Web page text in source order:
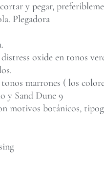
y pegar,
Plegadora
oxide en tonos
marrones ( los
y Sand Dune 9
motivos botánicos,